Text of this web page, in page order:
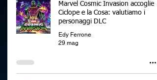
Marvel Cosmic Invasion accoglie
Ciclope e la Cosa: valutiamo i
personaggi DLC
Edy Ferrone
29 mag